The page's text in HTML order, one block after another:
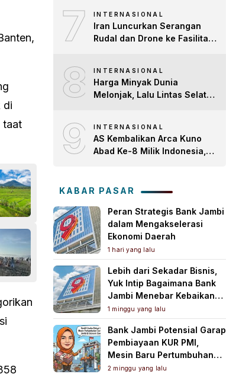
di
taat
7 INTERNASIONAL
Iran Luncurkan Serangan
Rudal dan Drone ke Fasilitas
8 INTERNASIONAL
Harga Minyak Dunia
Melonjak, Lalu Lintas Selat
9 INTERNASIONAL
AS Kembalikan Arca Kuno
Abad Ke-8 Milik Indonesia,
Tanah Air
KABAR PASAR
Peran Strategis Bank Jambi
dalam Mengakselerasi
Ekonomi Daerah
1 hari yang lalu
Lebih dari Sekadar Bisnis,
Yuk Intip Bagaimana Bank
Jambi Menebar Kebaikan
untuk Masyarakat!
1 minggu yang lalu
Bank Jambi Potensial Garap
Pembiayaan KUR PMI,
Mesin Baru Pertumbuhan
Ekonomi Daerah
2 minggu yang lalu